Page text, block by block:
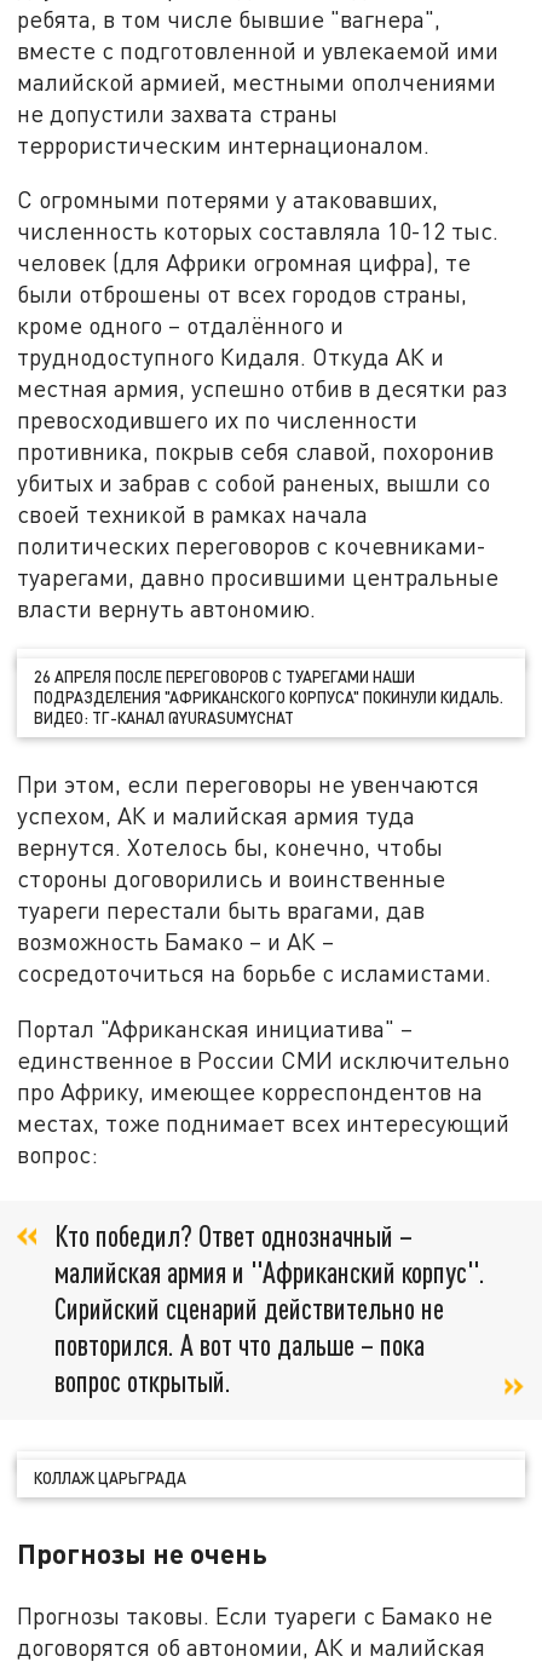
ребята, в том числе бывшие "вагнера",
вместе с подготовленной и увлекаемой ими
малийской армией, местными ополчениями
не допустили захвата страны
террористическим интернационалом.
С огромными потерями у атаковавших,
численность которых составляла 10-12 тыс.
человек (для Африки огромная цифра), те
были отброшены от всех городов страны,
кроме одного – отдалённого и
труднодоступного Кидаля. Откуда АК и
местная армия, успешно отбив в десятки раз
превосходившего их по численности
противника, покрыв себя славой, похоронив
убитых и забрав с собой раненых, вышли со
своей техникой в рамках начала
политических переговоров с кочевниками-
туарегами, давно просившими центральные
власти вернуть автономию.
26 АПРЕЛЯ ПОСЛЕ ПЕРЕГОВОРОВ С ТУАРЕГАМИ НАШИ
ПОДРАЗДЕЛЕНИЯ "АФРИКАНСКОГО КОРПУСА" ПОКИНУЛИ КИДАЛЬ.
ВИДЕО: ТГ-КАНАЛ @YURASUMYCHAT
При этом, если переговоры не увенчаются
успехом, АК и малийская армия туда
вернутся. Хотелось бы, конечно, чтобы
стороны договорились и воинственные
туареги перестали быть врагами, дав
возможность Бамако – и АК –
сосредоточиться на борьбе с исламистами.
Портал "Африканская инициатива" –
единственное в России СМИ исключительно
про Африку, имеющее корреспондентов на
местах, тоже поднимает всех интересующий
вопрос:
Кто победил? Ответ однозначный –
малийская армия и "Африканский корпус".
Сирийский сценарий действительно не
повторился. А вот что дальше – пока
вопрос открытый.
КОЛЛАЖ ЦАРЬГРАДА
Прогнозы не очень
Прогнозы таковы. Если туареги с Бамако не
договорятся об автономии, АК и малийская